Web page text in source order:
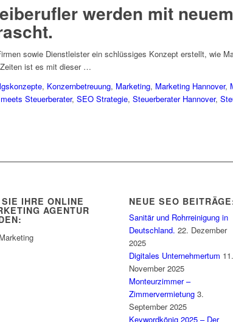
werden mit
sowie Dienstleister ein schlüssiges Konzept erstellt, wie
Zeiten ist es mit dieser …
, Konzernbetreuung, Marketing, Marketing Hannover,
Steuerberater, SEO Strategie, Steuerberater Hannover,
IHRE ONLINE
AGENTUR
NEUE SEO
Sanitär und Rohrreinigung in
Deutschland. 22. Dezember
2025
Digitales Unternehmertum 11.
November 2025
Monteurzimmer –
Zimmervermietung 3.
September 2025
Keywordkönig 2025 – Der